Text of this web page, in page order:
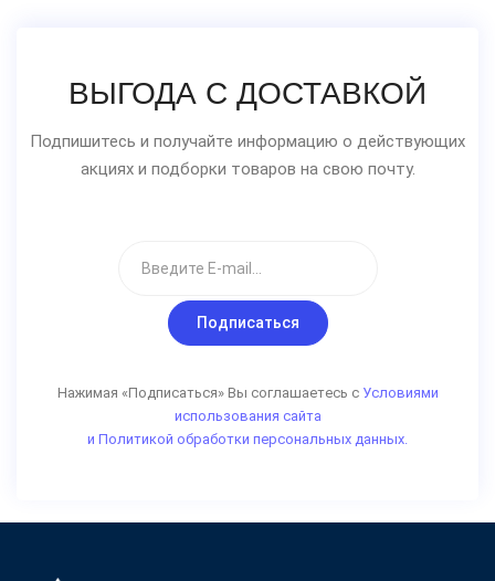
ВЫГОДА С ДОСТАВКОЙ
Подпишитесь и получайте информацию о действующих
акциях и подборки товаров на свою почту.
Подписаться
Нажимая «Подписаться» Вы соглашаетесь с Условиями
использования сайта
и Политикой обработки персональных данных.